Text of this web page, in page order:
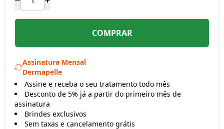
COMPRAR
Assinatura Mensal
Dermapelle
Assine e receba o seu tratamento todo mês
Desconto de 5% já a partir do primeiro mês de
assinatura
Brindes exclusivos
Sem taxas e cancelamento grátis